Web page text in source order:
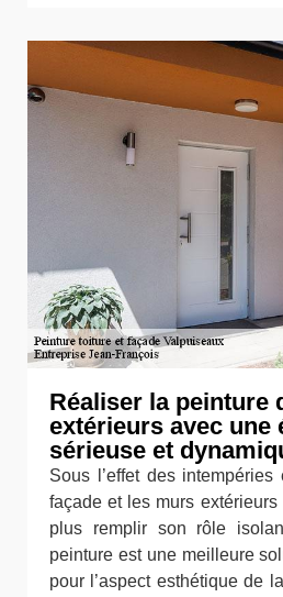
Réaliser la peinture
extérieurs avec une
sérieuse et
Sous l’effet des
façade et les murs
plus remplir son rôle
peinture est une meilleure
pour l’aspect esthétique de